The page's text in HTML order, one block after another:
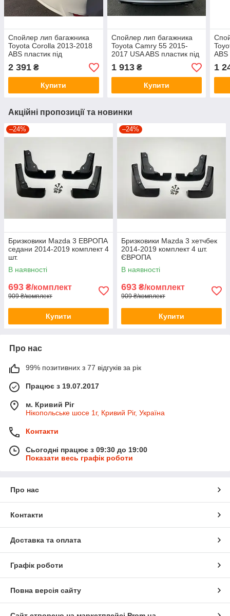
Спойлер лип багажника
Toyota Corolla 2013-2018
ABS пластик під
фарбування
2 391 ₴
Купити
Спойлер лип багажника
Toyota Camry 55 2015-
2017 USA ABS пластик під
фарбування
1 913₴
Купити
ABS
1
Акційні пропозиції та новинки
–24%
Бризковики Mazda 3 ЕВРОПА
седани 2014-2019 комплект 4
шт.
В наявності
693 ₴/комплект
909 ₴/комплект
Купити
–24%
Бризковики Mazda 3 хетчбек
2014-2019 комплект 4 шт.
ЄВРОПА
В наявності
693 ₴/комплект
909 ₴/комплект
Купити
Про нас
99% позитивних з 77 відгуків за рік
Працює з 19.07.2017
м. Кривий Ріг
Нікопольське шосе 1г, Кривий Ріг, Україна
Контакти
Сьогодні працює з 09:30 до 19:00
Показати весь графік роботи
Про нас
Контакти
Доставка та оплата
Графік роботи
Повна версія сайту